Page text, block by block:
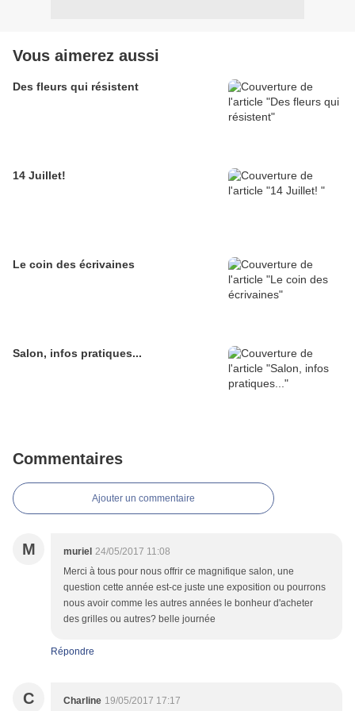
Vous aimerez aussi
Des fleurs qui résistent
14 Juillet!
Le coin des écrivaines
Salon, infos pratiques...
Commentaires
Ajouter un commentaire
M muriel 24/05/2017 11:08
Merci à tous pour nous offrir ce magnifique salon, une
question cette année est-ce juste une exposition ou pourrons
nous avoir comme les autres années le bonheur d'acheter
des grilles ou autres? belle journée
Répondre
C Charline 19/05/2017 17:17